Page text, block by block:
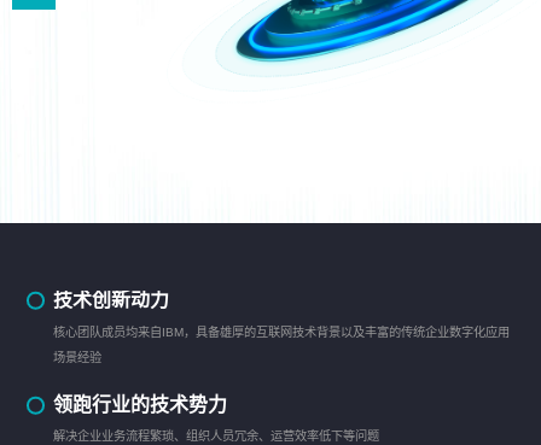
技术创新动力
核心团队成员均来自IBM，具备雄厚的互联网技术背景以及丰富的传统企业数字化应用
场景经验
领跑行业的技术势力
解决企业业务流程繁琐、组织人员冗余、运营效率低下等问题